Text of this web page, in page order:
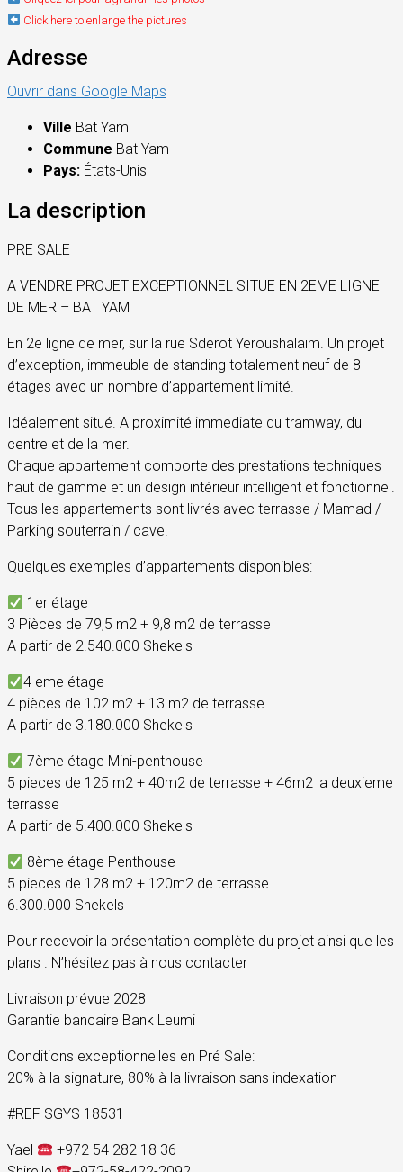
Click here to enlarge the pictures
Adresse
Ouvrir dans Google Maps
Ville Bat Yam
Commune Bat Yam
Pays: États-Unis
La description
PRE SALE
A VENDRE PROJET EXCEPTIONNEL SITUE EN 2EME LIGNE
DE MER – BAT YAM
En 2e ligne de mer, sur la rue Sderot Yeroushalaim. Un projet
d’exception, immeuble de standing totalement neuf de 8
étages avec un nombre d’appartement limité.
Idéalement situé. A proximité immediate du tramway, du
centre et de la mer.
Chaque appartement comporte des prestations techniques
haut de gamme et un design intérieur intelligent et fonctionnel.
Tous les appartements sont livrés avec terrasse / Mamad /
Parking souterrain / cave.
Quelques exemples d’appartements disponibles:
1er étage
3 Pièces de 79,5 m2 + 9,8 m2 de terrasse
A partir de 2.540.000 Shekels
4 eme étage
4 pièces de 102 m2 + 13 m2 de terrasse
A partir de 3.180.000 Shekels
7ème étage Mini-penthouse
5 pieces de 125 m2 + 40m2 de terrasse + 46m2 la deuxieme
terrasse
A partir de 5.400.000 Shekels
8ème étage Penthouse
5 pieces de 128 m2 + 120m2 de terrasse
6.300.000 Shekels
Pour recevoir la présentation complète du projet ainsi que les
plans . N’hésitez pas à nous contacter
Livraison prévue 2028
Garantie bancaire Bank Leumi
Conditions exceptionnelles en Pré Sale:
20% à la signature, 80% à la livraison sans indexation
#REF SGYS 18531
Yael
+972 54 282 18 36